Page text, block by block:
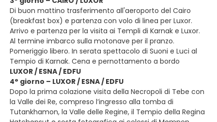
Di buon mattino trasferimento all'aeroporto del Cairo
(breakfast box) e partenza con volo di linea per Luxor.
Arrivo e partenza per la visita ai Templi di Karnak e Luxor.
Al termine imbarco sulla motonave per il pranzo.
Pomeriggio libero. In serata spettacolo di Suoni e Luci al
Tempio di Karnak. Cena e pernottamento a bordo
LUXOR / ESNA / EDFU
4° giorno – LUXOR / ESNA / EDFU
Dopo la prima colazione visita della Necropoli di Tebe con
la Valle dei Re, compreso l’ingresso alla tomba di
Tutankhamon, la Valle delle Regine, il Tempio della Regina